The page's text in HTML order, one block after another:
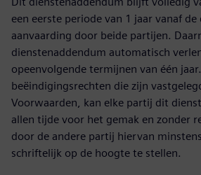
een eerste periode van 1 jaar vanaf
aanvaarding door beide partijen.
dienstenaddendum automatisch
opeenvolgende termijnen van één
beëindigingsrechten die zijn
Voorwaarden, kan elke partij dit
allen tijde voor het gemak en zonder
door de andere partij hiervan
schriftelijk op de hoogte te stellen.